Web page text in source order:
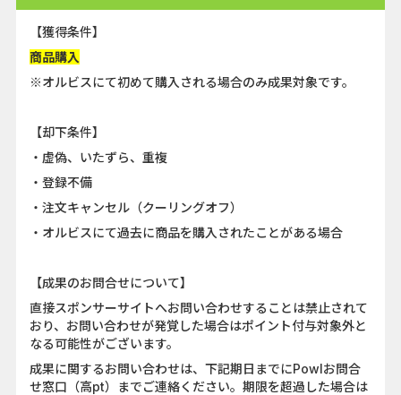
【獲得条件】
商品購入
※オルビスにて初めて購入される場合のみ成果対象です。
【却下条件】
・虚偽、いたずら、重複
・登録不備
・注文キャンセル（クーリングオフ）
・オルビスにて過去に商品を購入されたことがある場合
【成果のお問合せについて】
直接スポンサーサイトへお問い合わせすることは禁止されて
おり、お問い合わせが発覚した場合はポイント付与対象外と
なる可能性がございます。
成果に関するお問い合わせは、下記期日までにPowlお問合
せ窓口（高pt）までご連絡ください。期限を超過した場合は